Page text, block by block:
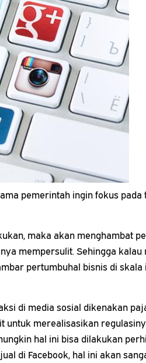
pemerintah ingin fokus pada
maka akan menghambat
mempersulit. Sehingga kalau
pertumbuhal bisnis di
di media sosial dikenakan
merealisasikan
hal ini bisa dilakukan
di Facebook, hal ini akan